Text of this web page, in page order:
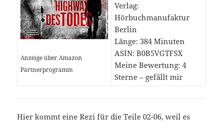
Anzeige über Amazon
Partnerprogramm
Verlag:
Hörbuchmanufaktur
Berlin
Länge: 384 Minuten
ASIN: B0B5VGTFSX
Meine Bewertung: 4
Sterne – gefällt mir
Hier kommt eine Rezi für die Teile 02-06, weil es